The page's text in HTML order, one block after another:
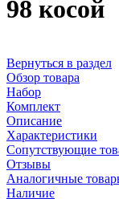
98 косой
Вернуться в раздел
Обзор товара
Набор
Комплект
Описание
Характеристики
Сопутствующие
Отзывы
Аналогичные
Наличие